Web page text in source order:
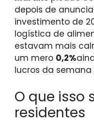
depois de
investimento de
logística de
estavam mais
um mero 0,2%
lucros da semana
O que isso
residentes